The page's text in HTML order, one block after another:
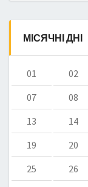
МІСЯЧНІ ДНІ
01 02
07
08
13
14
19
20
25
26